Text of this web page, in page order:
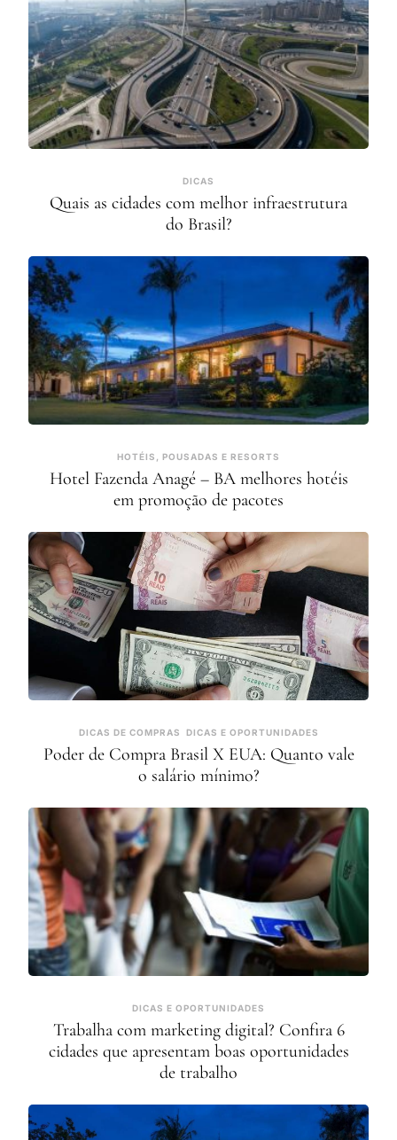
DICAS
Quais as cidades com melhor infraestrutura
do Brasil?
HOTÉIS, POUSADAS E RESORTS
Hotel Fazenda Anagé – BA melhores hotéis
em promoção de pacotes
DICAS DE COMPRAS DICAS E OPORTUNIDADES
Poder de Compra Brasil X EUA: Quanto vale
o salário mínimo?
DICAS E OPORTUNIDADES
Trabalha com marketing digital? Confira 6
cidades que apresentam boas oportunidades
de trabalho